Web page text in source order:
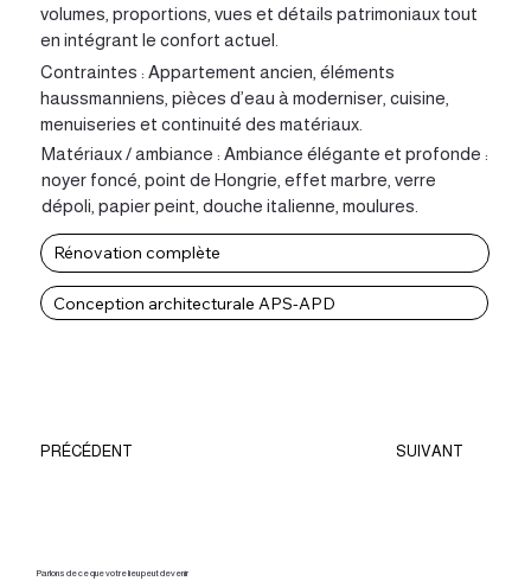
volumes, proportions, vues et détails patrimoniaux tout
en intégrant le confort actuel.
Contraintes : Appartement ancien, éléments
haussmanniens, pièces d’eau à moderniser, cuisine,
menuiseries et continuité des matériaux.
Matériaux / ambiance : Ambiance élégante et profonde :
noyer foncé, point de Hongrie, effet marbre, verre
dépoli, papier peint, douche italienne, moulures.
Rénovation complète
Conception architecturale APS-APD
SUIVANT
PRÉCÉDENT
Parlons de ce que votre lieu peut devenir